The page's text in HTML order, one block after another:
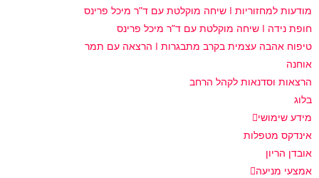
מודעות למחזוריות I שיחה מוקלטת עם ד”ר מיכל פרינס
חופת נידה I שיחה מוקלטת עם ד”ר מיכל פרינס
טיפוח אהבה עצמית בקרב מתבגרות I הרצאה עם תמר
אוחנה
הרצאות וסדנאות לקהל הרחב
בלוג
מידע שימושי
אינדקס מטפלות
אובדן הריון
אמצעי מניעה